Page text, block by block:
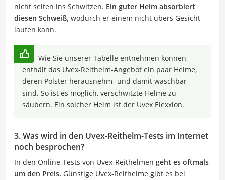
nicht selten ins Schwitzen. Ein guter Helm absorbiert
diesen Schweiß, wodurch er einem nicht übers Gesicht
laufen kann.
Wie Sie unserer Tabelle entnehmen können,
enthält das Uvex-Reithelm-Angebot ein paar Helme,
deren Polster herausnehm- und damit waschbar
sind. So ist es möglich, verschwitzte Helme zu
säubern. Ein solcher Helm ist der Uvex Elexxion.
3. Was wird in den Uvex-Reithelm-Tests im Internet
noch besprochen?
In den Online-Tests von Uvex-Reithelmen geht es oftmals
um den Preis. Günstige Uvex-Reithelme gibt es bei